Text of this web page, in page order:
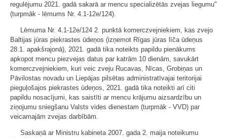
regulējumu 2021. gadā sakarā ar mencu specializētās zvejas liegumu"
(turpmāk - lēmums Nr. 4.1-12e/124).
Lēmuma Nr. 4.1-12e/124 2. punktā komerczvejniekiem, kas zvejo
Baltijas jūras piekrastes ūdeņos (izņemot Rīgas jūras līča ūdeņus
28.1. apakšrajonā), 2021. gadā tika noteikts papildu pienākums
apkopot mencu piezvejas datus par katrām 10 dienām, savukārt
komerczvejniekiem, kuri veic zveju Rucavas, Nīcas, Grobiņas un
Pāvilostas novadu un Liepājas pilsētas administratīvajai teritorijai
pieguļošajos piekrastes ūdeņos, 2021. gadā tika noteikti arī citi
papildu nosacījumi, kas saistīti ar mencu krājumu aizsardzību un
ziņojumu sniegšanu Valsts vides dienestam (turpmāk - VVD) par
veicamajām zvejas darbībām.
Saskaņā ar Ministru kabineta 2007. gada 2. maija noteikumu